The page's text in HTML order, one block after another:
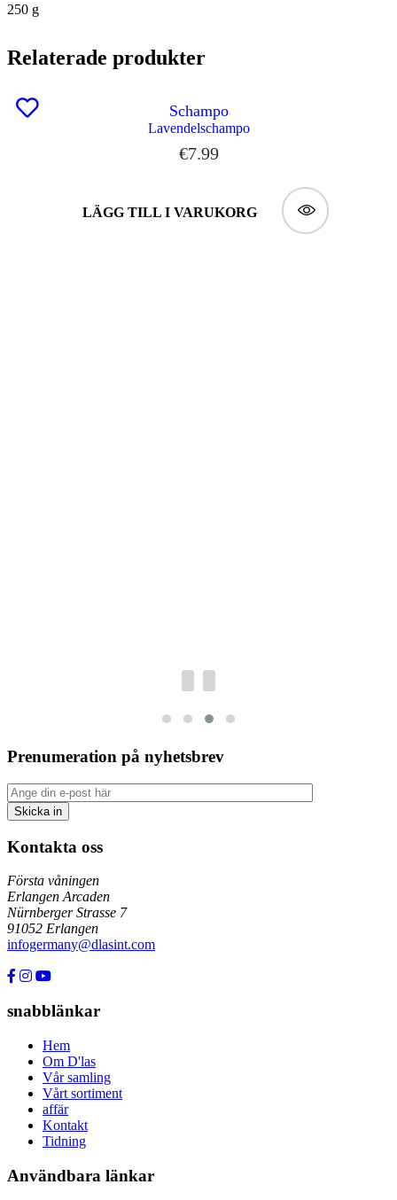
250 g
Relaterade produkter
Schampo
Lavendelschampo
€7.99
LÄGG TILL I VARUKORG
Prenumeration på nyhetsbrev
Kontakta oss
Första våningen
Erlangen Arcaden
Nürnberger Strasse 7
91052 Erlangen
infogermany@dlasint.com
snabblänkar
Hem
Om D'las
Vår samling
Vårt sortiment
affär
Kontakt
Tidning
Användbara länkar